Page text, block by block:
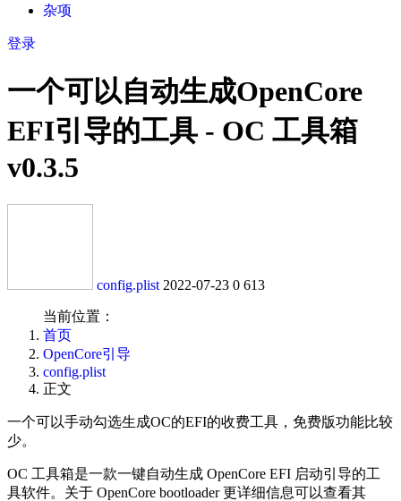
杂项
登录
一个可以自动生成OpenCore
EFI引导的工具 - OC 工具箱
v0.3.5
config.plist 2022-07-23 0 613
当前位置：
首页
OpenCore引导
config.plist
正文
一个可以手动勾选生成OC的EFI的收费工具，免费版功能比较
少。
OC 工具箱是一款一键自动生成 OpenCore EFI 启动引导的工
具软件。关于 OpenCore bootloader 更详细信息可以查看其